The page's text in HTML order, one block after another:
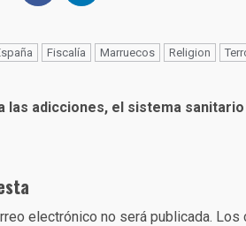
Fiscalía Marruecos Religion
las adicciones, el sistema
electrónico no será publicada. Los